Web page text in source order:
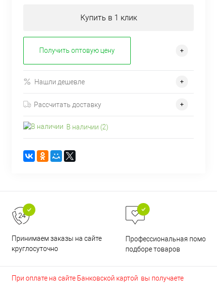
Купить в 1 клик
Получить оптовую цену
Нашли дешевле
Рассчитать доставку
В наличии (2)
Принимаем заказы на сайте
круглосуточно
Профессиональная помощь
подборе товаров
При оплате на сайте Банковской картой вы получаете